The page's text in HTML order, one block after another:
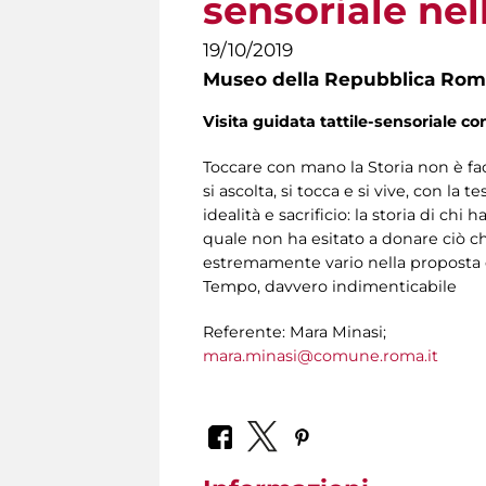
sensoriale
19/10/2019
Museo della Repubblica
Visita guidata tattile-sensoriale
Toccare con mano la Storia non è
si ascolta, si tocca e si vive, con la
idealità e sacrificio: la storia di chi
quale non ha esitato a donare ciò
estremamente vario nella
Tempo, davvero indimenticabile
Referente: Mara Minasi;
mara.minasi@comune.roma.it